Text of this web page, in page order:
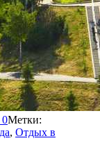
Метки:
, Отдых в